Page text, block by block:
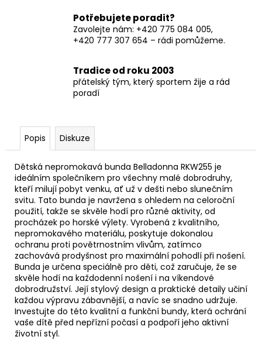
Potřebujete poradit?
Zavolejte nám: +420 775 084 005,
+420 777 307 654 – rádi pomůžeme.
Tradice od roku 2003
přátelský tým, který sportem žije a rád
poradí
Popis Diskuze
Dětská nepromokavá bunda Belladonna RKW255 je
ideálním společníkem pro všechny malé dobrodruhy,
kteří milují pobyt venku, ať už v dešti nebo slunečním
svitu. Tato bunda je navržena s ohledem na celoroční
použití, takže se skvěle hodí pro různé aktivity, od
procházek po horské výlety. Vyrobená z kvalitního,
nepromokavého materiálu, poskytuje dokonalou
ochranu proti povětrnostním vlivům, zatímco
zachovává prodyšnost pro maximální pohodlí při nošení.
Bunda je určena speciálně pro děti, což zaručuje, že se
skvěle hodí na každodenní nošení i na víkendové
dobrodružství. Její stylový design a praktické detaily učiní
každou výpravu zábavnější, a navíc se snadno udržuje.
Investujte do této kvalitní a funkční bundy, která ochrání
vaše dítě před nepřízní počasí a podpoří jeho aktivní
životní styl.